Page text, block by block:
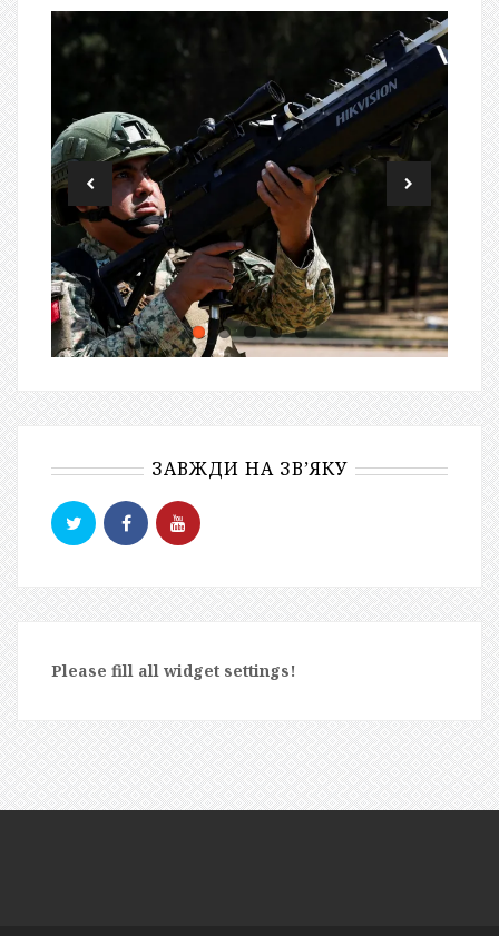
ЗАВЖДИ НА ЗВ’ЯКУ
Please fill all widget settings!